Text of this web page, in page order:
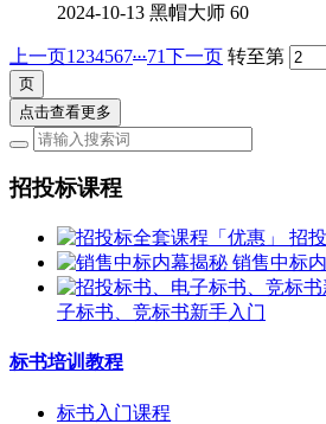
2024-10-13 黑帽大师 60
上一页1 234567...71下一页 转至第
点击查看更多
招投标课程
招
销售中标
子标书、竞标书新手入门
标书培训教程
标书入门课程